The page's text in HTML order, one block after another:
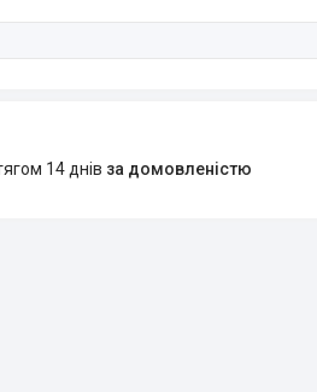
14 днів за домовленістю